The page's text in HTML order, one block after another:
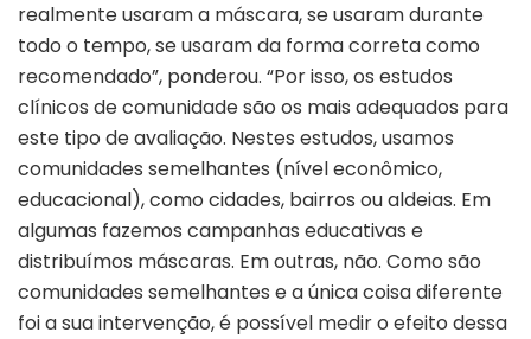
realmente usaram a máscara, se usaram durante
todo o tempo, se usaram da forma correta como
recomendado”, ponderou. “Por isso, os estudos
clínicos de comunidade são os mais adequados para
este tipo de avaliação. Nestes estudos, usamos
comunidades semelhantes (nível econômico,
educacional), como cidades, bairros ou aldeias. Em
algumas fazemos campanhas educativas e
distribuímos máscaras. Em outras, não. Como são
comunidades semelhantes e a única coisa diferente
foi a sua intervenção, é possível medir o efeito dessa